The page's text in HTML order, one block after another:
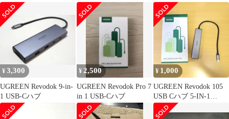
アダプター
C ハブ 6in1
6in1 10
¥3,300
UGREEN Revodok 9-in-
1 USB-Cハブ
¥ 2,500
UGREEN Revodok Pro 7
in 1 USB-Cハブ
¥ 1,000
UGREEN Revodok 105
USB Cハブ 5-IN-1
HDMI